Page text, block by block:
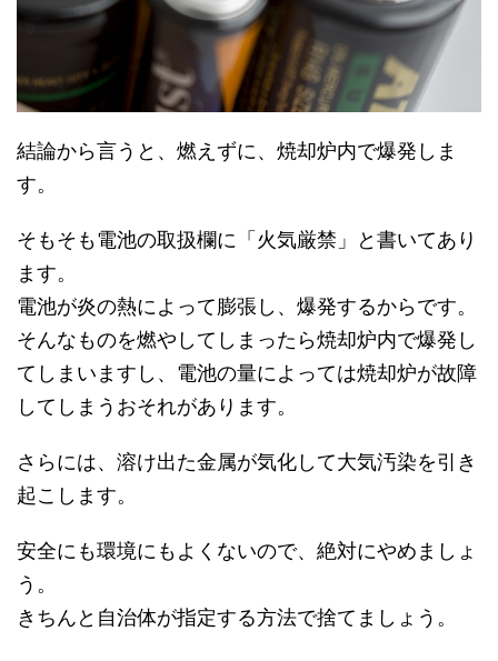
結論から言うと、燃えずに、焼却炉内で爆発しま
す。
そもそも電池の取扱欄に「火気厳禁」と書いてあり
ます。
電池が炎の熱によって膨張し、爆発するからです。
そんなものを燃やしてしまったら焼却炉内で爆発し
てしまいますし、電池の量によっては焼却炉が故障
してしまうおそれがあります。
さらには、溶け出た金属が気化して大気汚染を引き
起こします。
安全にも環境にもよくないので、絶対にやめましょ
う。
きちんと自治体が指定する方法で捨てましょう。